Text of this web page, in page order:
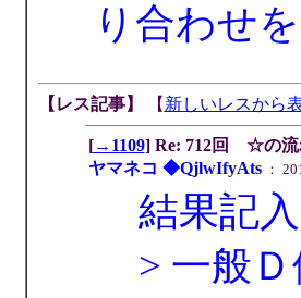
り合わせを
【レス記事】 【 新しいレスから
[→1109] Re: 712回 ☆の流
ヤマネコ ◆QjlwIfyAts：
結果記入
> 一般